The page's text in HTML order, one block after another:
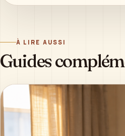
À LIRE AUSSI
Guides